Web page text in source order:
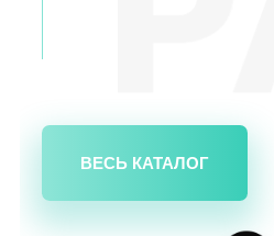
ВЕСЬ КАТАЛОГ